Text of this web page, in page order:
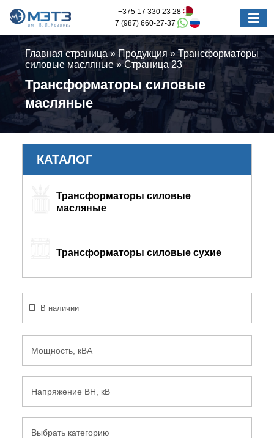
+375 17 330 23 28
+7 (987) 660-27-37
Главная страница» Продукция »Трансформаторы
силовые масляные »Страница 23
Трансформаторы силовые
масляные
КАТАЛОГ
Трансформаторы силовые
масляные
Трансформаторы силовые сухие
В наличии
Мощность, кВА
Напряжение ВН, кВ
Выбрать категорию